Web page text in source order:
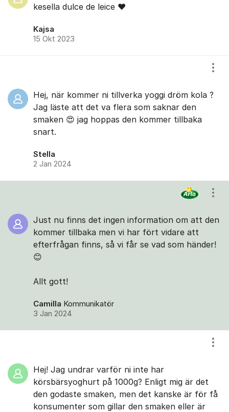
kesella dulce de leice ❤️
Kajsa
15 Okt 2023
Hej, när kommer ni tillverka yoggi dröm kola ?
Jag läste att det va flera som saknar den
smaken 😍 jag hoppas den kommer tillbaka
snart.
Stella
2 Jan 2024
Just nu finns det ingen information om att den
kommer tillbaka men vi har fört vidare att
efterfrågan finns, så vi får se vad som händer!
😊
Allt gott!
Camilla Kommunikatör
3 Jan 2024
Hej! Jag undrar varför ni inte har
körsbärsyoghurt på 1000g? Enligt mig är det
den godaste smaken, men det kanske är för få
konsumenter som gillar den smaken eller är